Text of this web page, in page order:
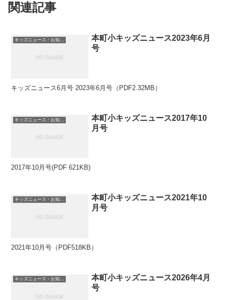
関連記事
キッズニュース・お知らせ
本町小キッズニュース2023年6月
号
キッズニュース6月号 2023年6月号（PDF2.32MB）
本町小キッズニュース2017年10
月号
2017年10月号(PDF 621KB)
本町小キッズニュース2021年10
月号
2021年10月号（PDF518KB）
キッズニュース・お知らせ
本町小キッズニュース2026年4月
号